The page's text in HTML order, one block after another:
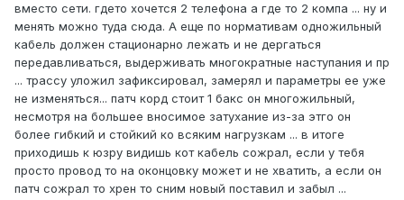
вместо сети. гдето хочется 2 телефона а где то 2 компа ... ну и
менять можно туда сюда. А еще по нормативам одножильный
кабель должен стационарно лежать и не дергаться
передавливаться, выдерживать многократные наступания и пр
... трассу уложил зафиксировал, замерял и параметры ее уже
не изменяться... патч корд стоит 1 бакс он многожильный,
несмотря на большее вносимое затухание из-за этго он
более гибкий и стойкий ко всяким нагрузкам ... в итоге
приходишь к юзру видишь кот кабель сожрал, если у тебя
просто провод то на оконцовку может и не хватить, а если он
патч сожрал то хрен то сним новый поставил и забыл ...